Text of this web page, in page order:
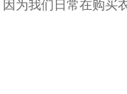
为我们日常在购买